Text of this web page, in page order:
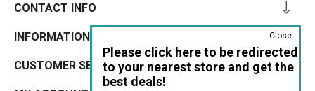
CONTACT INFO
INFORMATION
CUSTOMER SERVICE
Please click here to be redirected
to your nearest store and get the
best deals!
Close